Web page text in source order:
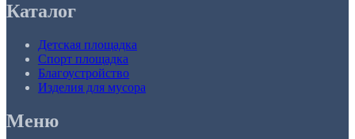
Каталог
Детская площадка
Спорт площадка
Благоустройство
Изделия для мусора
Меню